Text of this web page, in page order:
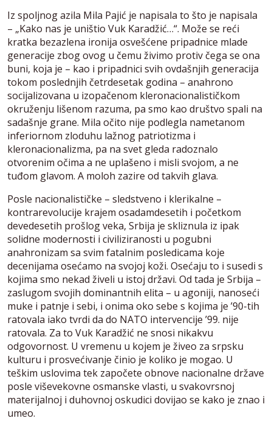
Iz spoljnog azila Mila Pajić je napisala to što je napisala
– „Kako nas je uništio Vuk Karadžić…“. Može se reći
kratka bezazlena ironija osvešćene pripadnice mlade
generacije zbog ovog u čemu živimo protiv čega se ona
buni, koja je – kao i pripadnici svih ovdašnjih generacija
tokom poslednjih četrdesetak godina – anahrono
socijalizovana u izopačenom kleronacionalističkom
okruženju lišenom razuma, pa smo kao društvo spali na
sadašnje grane. Mila očito nije podlegla nametanom
inferiornom zloduhu lažnog patriotizma i
kleronacionalizma, pa na svet gleda radoznalo
otvorenim očima a ne uplašeno i misli svojom, a ne
tuđom glavom. A moloh zazire od takvih glava.
Posle nacionalističke – sledstveno i klerikalne –
kontrarevolucije krajem osadamdesetih i početkom
devedesetih prošlog veka, Srbija je skliznula iz ipak
solidne modernosti i civiliziranosti u pogubni
anahronizam sa svim fatalnim posledicama koje
decenijama osećamo na svojoj koži. Osećaju to i susedi s
kojima smo nekad živeli u istoj državi. Od tada je Srbija –
zaslugom svojih dominantnih elita – u agoniji, nanoseći
muke i patnje i sebi, i onima oko sebe s kojima je ’90-tih
ratovala iako tvrdi da do NATO intervencije ’99. nije
ratovala. Za to Vuk Karadžić ne snosi nikakvu
odgovornost. U vremenu u kojem je živeo za srpsku
kulturu i prosvećivanje činio je koliko je mogao. U
teškim uslovima tek započete obnove nacionalne države
posle viševekovne osmanske vlasti, u svakovrsnoj
materijalnoj i duhovnoj oskudici dovijao se kako je znao i
umeo.